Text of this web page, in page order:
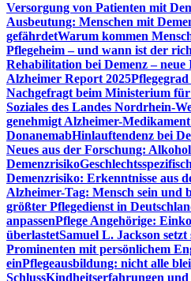
Versorgung von Patienten mit
Ausbeutung: Menschen mit
gefährdetWarum kommen
Pflegeheim – und wann ist der
Rehabilitation bei Demenz –
Alzheimer Report 2025
Nachgefragt beim Ministerium
Soziales des Landes Nordrhein-
genehmigt Alzheimer-
DonanemabHinlauftendenz bei
Neues aus der Forschung:
Demenzrisiko
Demenzrisiko: Erkenntnisse aus
Alzheimer-Tag: Mensch sein und
größter Pflegedienst in
anpassenPflege Angehörige:
überlastetSamuel L. Jackson
Prominenten mit persönlichem
einPflegeausbildung: nicht alle
SchlussKindheitserfahrungen